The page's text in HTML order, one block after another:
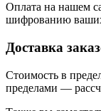
Оплата на нашем
шифрованию
Доставка
Стоимость в
пределами —